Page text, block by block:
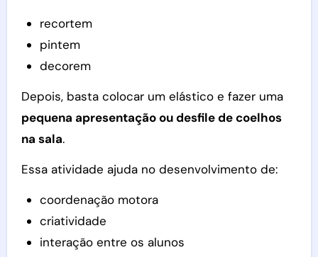
recortem
pintem
decorem
Depois, basta colocar um elástico e fazer uma
pequena apresentação ou desfile de coelhos
na sala.
Essa atividade ajuda no desenvolvimento de:
coordenação motora
criatividade
interação entre os alunos